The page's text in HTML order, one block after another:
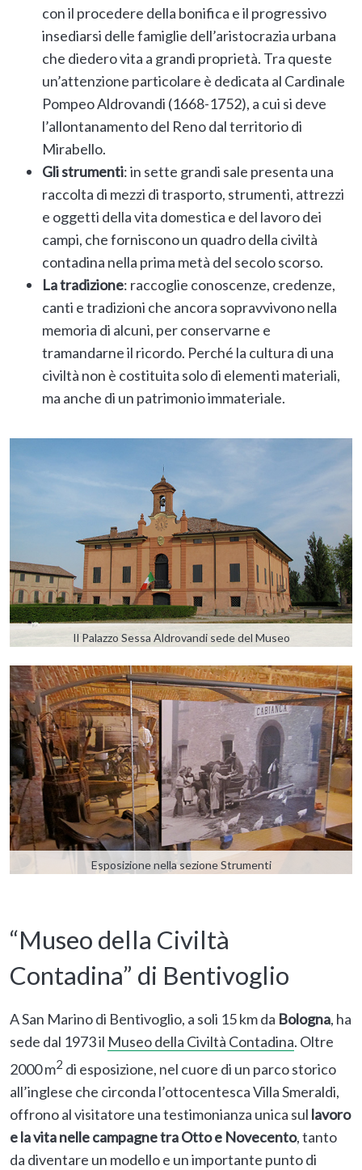
con il procedere della bonifica e il progressivo
insediarsi delle famiglie dell’aristocrazia urbana
che diedero vita a grandi proprietà. Tra queste
un’attenzione particolare è dedicata al Cardinale
Pompeo Aldrovandi (1668-1752), a cui si deve
l’allontanamento del Reno dal territorio di
Mirabello.
Gli strumenti: in sette grandi sale presenta una
raccolta di mezzi di trasporto, strumenti, attrezzi
e oggetti della vita domestica e del lavoro dei
campi, che forniscono un quadro della civiltà
contadina nella prima metà del secolo scorso.
La tradizione: raccoglie conoscenze, credenze,
canti e tradizioni che ancora sopravvivono nella
memoria di alcuni, per conservarne e
tramandarne il ricordo. Perché la cultura di una
civiltà non è costituita solo di elementi materiali,
ma anche di un patrimonio immateriale.
Il Palazzo Sessa Aldrovandi sede del Museo
Esposizione nella sezione Strumenti
“Museo della Civiltà
Contadina” di Bentivoglio
A San Marino di Bentivoglio, a soli 15 km da Bologna, ha
sede dal 1973 il Museo della Civiltà Contadina. Oltre
2000 m2 di esposizione, nel cuore di un parco storico
all’inglese che circonda l’ottocentesca Villa Smeraldi,
offrono al visitatore una testimonianza unica sul lavoro
e la vita nelle campagne tra Otto e Novecento, tanto
da diventare un modello e un importante punto di